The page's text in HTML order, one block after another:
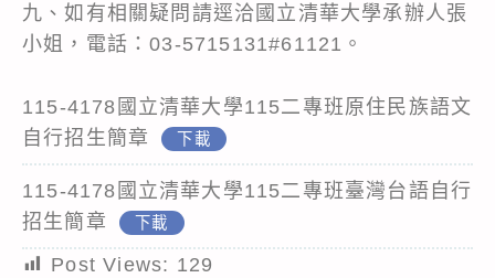
九、如有相關疑問請逕洽國立清華大學承辦人張
小姐，電話：03-5715131#61121。
115-4178國立清華大學115二專班原住民族語文
自行招生簡章
下載
115-4178國立清華大學115二專班臺灣台語自行
招生簡章
下載
Post Views: 129